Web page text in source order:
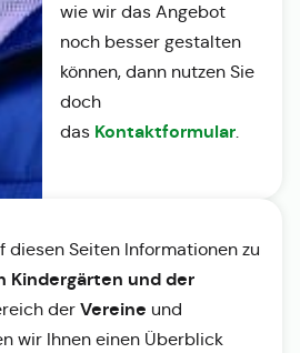
wie wir das Angebot
noch besser gestalten
können, dann nutzen Sie
doch
das Kontaktformular.
diesen Seiten Informationen zu
Kindergärten und der
der Vereine und
wir Ihnen einen Überblick